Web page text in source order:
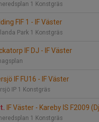
1 Konstgräs
FIF 1 - IF Väster
Park 1 Konstgräs
IF DJ - IF Väster
IF FU16 - IF Väster
IP 1 Konstgräs
IF Väster - Kareby IS F2009
1 Konstgräs